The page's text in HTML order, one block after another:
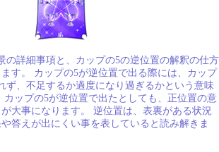
の詳細事項と、カップの5の逆位置の解釈の仕方
す。 カップの5が逆位置で出る際には、カップ
ず、不足するか過度になり過ぎるかという意味
カップの5が逆位置で出たとしても、正位置の意
大事になります。 逆位置は、表裏がある状況
答えが出にくい事を表していると読み解きま